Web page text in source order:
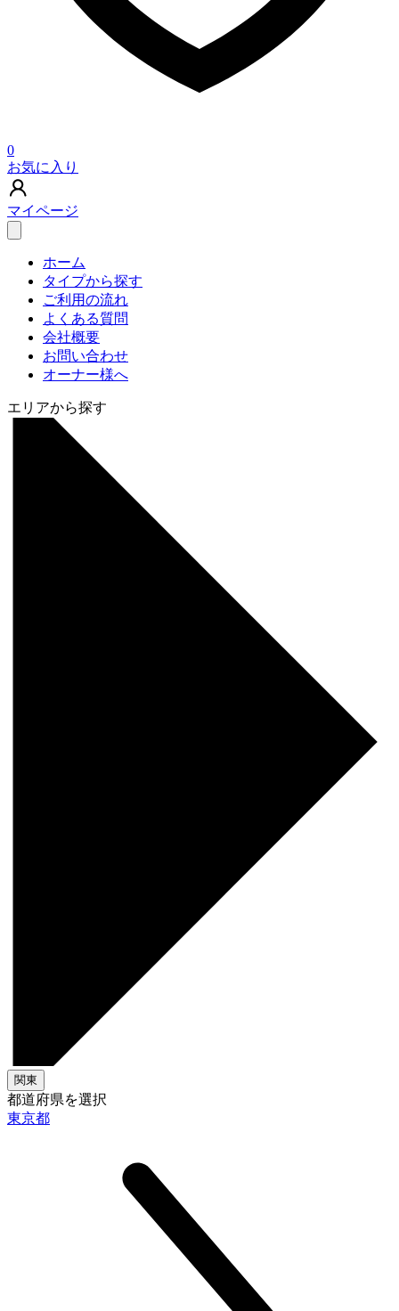
0
お気に入り
マイページ
ホーム
タイプから探す
ご利用の流れ
よくある質問
会社概要
お問い合わせ
オーナー様へ
エリアから探す
関東
都道府県を選択
東京都